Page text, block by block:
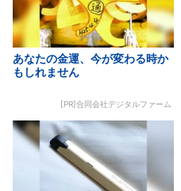
あなたの金運、今が変わる時か
もしれません
[PR]合同会社デジタルファーム